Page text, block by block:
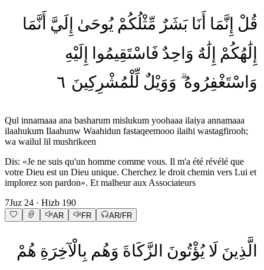
قُلْ إِنَّمَا أَنَا بَشَرٌ مِّثْلُكُمْ يُوحَىٰ إِلَيَّ أَنَّمَا
إِلَٰهُكُمْ
إِلَٰهٌ وَاحِدٌ فَاسْتَقِيمُوا
إِلَيْهِ
وَاسْتَغْفِرُوهُ وَوَيْلٌ لِّلْمُشْرِكِينَ ٦
Qul innamaaa ana basharum mislukum yoohaaa ilaiya annamaaa
ilaahukum Ilaahunw Waahidun fastaqeemooo ilaihi wastagfirooh;
wa wailul lil mushrikeen
Dis: «Je ne suis qu'un homme comme vous. Il m'a été révélé que
votre Dieu est un Dieu unique. Cherchez le droit chemin vers Lui et
implorez son pardon». Et malheur aux Associateurs
7Juz 24 · Hizb 190
AR FR AR/FR
الَّذِينَ لَا يُؤْتُونَ الزَّكَاةَ وَهُم بِالْآخِرَةِ هُمْ